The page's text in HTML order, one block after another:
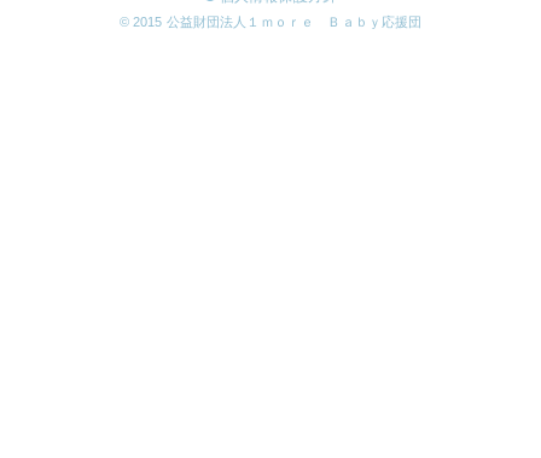
© 2015 公益財団法人１ｍｏｒｅ Ｂａｂｙ応援団